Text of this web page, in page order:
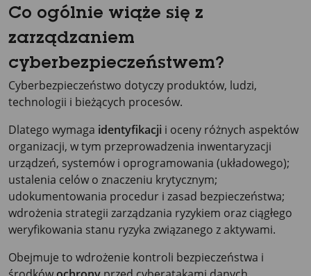
Co ogólnie wiąże się z
zarządzaniem
cyberbezpieczeństwem?
Cyberbezpieczeństwo dotyczy produktów, ludzi,
technologii i bieżących procesów.
Dlatego wymaga identyfikacji i oceny różnych aspektów
organizacji, w tym przeprowadzenia inwentaryzacji
urządzeń, systemów i oprogramowania (układowego);
ustalenia celów o znaczeniu krytycznym;
udokumentowania procedur i zasad bezpieczeństwa;
wdrożenia strategii zarządzania ryzykiem oraz ciągłego
weryfikowania stanu ryzyka związanego z aktywami.
Obejmuje to wdrożenie kontroli bezpieczeństwa i